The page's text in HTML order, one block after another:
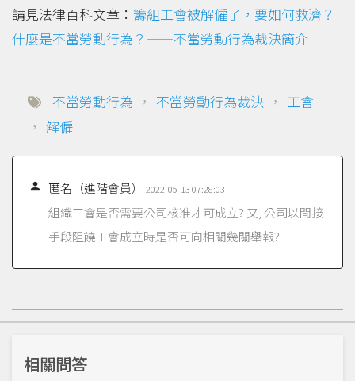
請見法律百科文章： 籌組工會被解僱了，要如何救濟？
什麼是不當勞動行為？——不當勞動行為裁決簡介
不當勞動行為 ， 不當勞動行為裁決 ， 工會
， 解僱
 匿名（進階會員） 2022-05-13 07:28:03
組織工會是否需要公司核准才可成立? 又, 公司以間接
手段阻饒工會成立時是否可向相關幾關舉報?
相關問答